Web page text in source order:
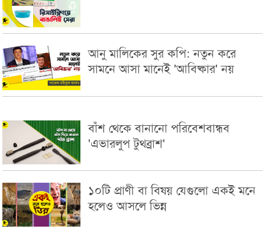
আনু মালিকের সুর কপি: নতুন করে
সামনে আসা মানেই 'আবিষ্কার' নয়
বাঁশ থেকে বানানো পরিবেশবান্ধব
'এভারলুপ টুথব্রাশ'
১০টি প্রাণী বা বিষয় যেগুলো একই মনে
হলেও আসলে ভিন্ন